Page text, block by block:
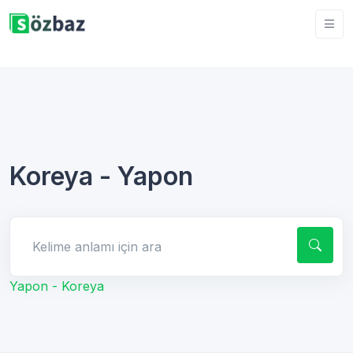
Koreya - Yapon
Yapon - Koreya